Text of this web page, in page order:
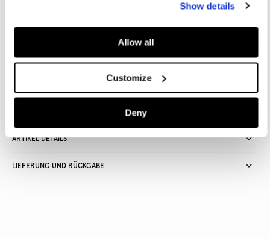
Show details
Allow all
Customize
Deny
Rückgabe
ARTIKEL DETAILS
LIEFERUNG UND RÜCKGABE